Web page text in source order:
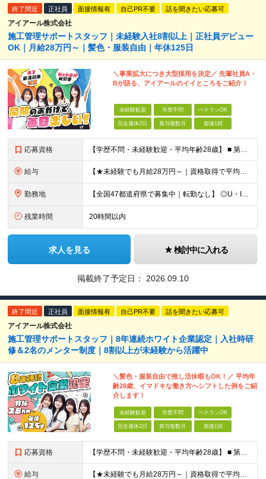
終了間近 正社員 面接情報有 自己PR不要 話を聞きたい応募可
アイアール株式会社
施工管理サポートスタッフ｜未経験入社8割以上｜正社員デビュー
OK｜月給28万円～｜髪色・服装自由｜年休125日
＼事業拡大につき大型採用を決定／ 先輩社員A・
Bが語る、アイアールのイイところをご紹介！
未経験歓迎 学歴不問 ベテランOK
完全週休2日 賞与複数月 面接1回
応募資格 【学歴不問・未経験歓迎・平均年齢28歳】 ■ 第二新卒歓迎 ■ フリーター・社会人未経験OK ＼「アイアールで人生ワンチャンつかんでほしい！」／ …こんな社長の想いから 経験よりも人柄を重視した採用
給与 【★未経験でも月給28万円～｜資格取得で平均年収636万円★】 ■ 月給28万円～80万円+賞与年2回＋各種手当 ※月給には、固定残業代（20時間分：3万8000円～／月）を含む ※20時間を超過
勤務地 【全国47都道府県で募集中｜転勤なし】 ◎U・Iターン歓迎！家具家電付き＆家賃ナシの社員寮を完備 ◎東京支店は2025年7月に移転したばかりの綺麗なオフィス 東京・横浜・大阪・名古屋・福岡など 全国
残業時間 20時間以内
求人を見る 検討中に入れる
掲載終了予定日： 2026.09.10
終了間近 正社員 面接情報有 自己PR不要 話を聞きたい応募可
アイアール株式会社
施工管理サポートスタッフ｜8年連続ホワイト企業認定｜入社時研
修＆2名のメンター制度｜8割以上が未経験から活躍中
＼髪色・服装自由で推し活休暇もOK！／ 平均年
齢28歳、イマドキな働き方へシフトした例をご紹
介します！
未経験歓迎 学歴不問 ベテランOK
完全週休2日 賞与複数月 面接1回
応募資格 【学歴不問・未経験歓迎・平均年齢28歳】 ■ 第二新卒歓迎 ■ フリーター・社会人未経験OK ＼「アイアールで人生ワンチャンつかんでほしい！」／ …こんな社長の想いから 経験よりも人柄を重視した採用
給与 【★未経験でも月給28万円～｜資格取得で平均年収636万円★】 ■ 月給28万円～80万円+賞与年2回＋各種手当 ※月給には、固定残業代（20時間分：3万8000円～／月）を含む ※20時間を超過